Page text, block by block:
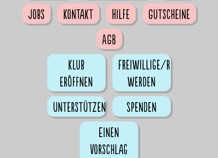
Jobs
Kontakt Hilfe
Gutscheine
AGB
Klub
eröffnen
Freiwillige/r
werden
Unterstützen
Spenden
Einen
Vorschlag